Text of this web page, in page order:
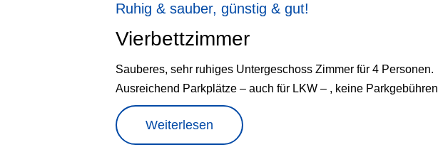
Ruhig & sauber, günstig & gut!
Vierbettzimmer
Sauberes, sehr ruhiges Untergeschoss Zimmer für 4 Personen.
Ausreichend Parkplätze – auch für LKW – , keine Parkgebühren
Weiterlesen